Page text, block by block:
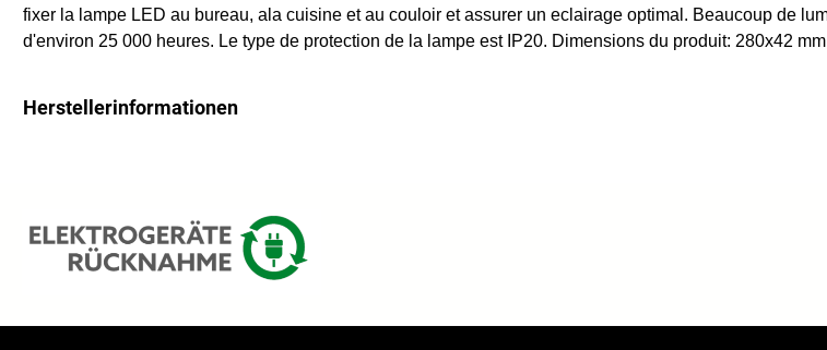
fixer la lampe LED au bureau, ala cuisine et au couloir et assurer un eclairage optimal. Beaucoup de
d'environ 25 000 heures. Le type de protection de la lampe est IP20. Dimensions du produit: 280x42
Herstellerinformationen